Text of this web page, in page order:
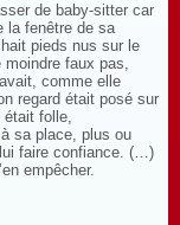
de baby-sitter car
la fenêtre de sa
pieds nus sur le
moindre faux pas,
comme elle
regard était posé sur
était folle,
sa place, plus ou
faire confiance. (…)
empêcher.